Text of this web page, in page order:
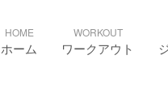
HOME
ホーム
WORKOUT
ワークアウト